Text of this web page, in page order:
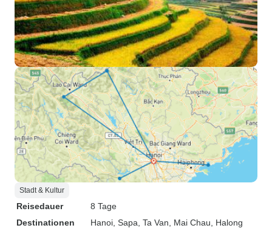
Stadt & Kultur
Reisedauer
8 Tage
Destinationen
Hanoi , Sapa , Ta Van , Mai Chau , Halong